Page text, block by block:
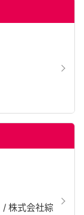
株式会社綜